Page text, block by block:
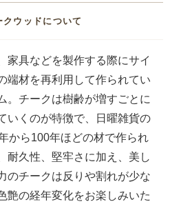
クウッドについて
家具などを製作する際にサイ
端材を再利用して作られてい
。チークは樹齢が増すごとに
いくのが特徴で、日曜雑貨の
から100年ほどの材で作られ
耐久性、堅牢さに加え、美し
のチークは反りや割れが少な
艶の経年変化をお楽しみいた